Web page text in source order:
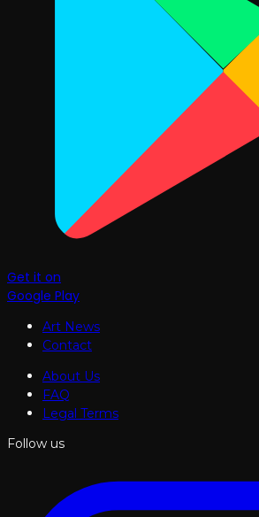
Get it on
Google Play
Art News
Contact
About Us
FAQ
Legal Terms
Follow us